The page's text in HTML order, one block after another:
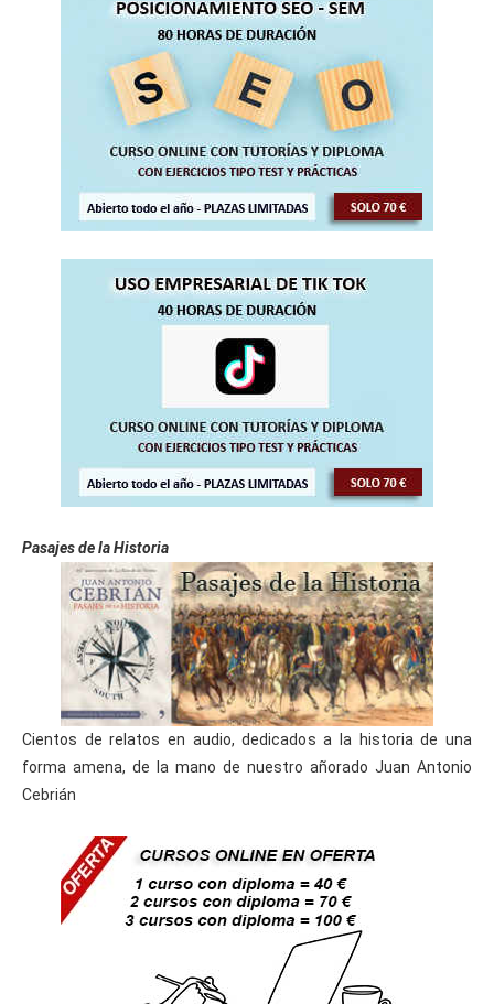
Pasajes de la Historia
Cientos de relatos en audio, dedicados a la historia de una
forma amena, de la mano de nuestro añorado Juan Antonio
Cebrián